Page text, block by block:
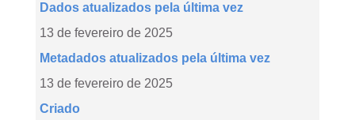
Dados atualizados pela última vez
13 de fevereiro de 2025
Metadados atualizados pela última vez
13 de fevereiro de 2025
Criado